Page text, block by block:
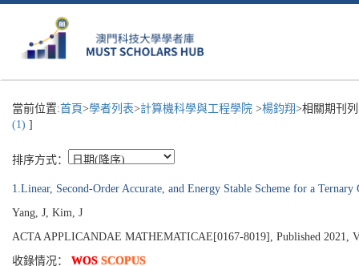
當前位置:首頁>學者列表>計算機科學與工程學院 >楊鈞翔>相關期刊
(1) ]
排序方式：
1.Linear, Second-Order Accurate, and Energy Stable Scheme for a
Yang, J, Kim, J
ACTA APPLICANDAE MATHEMATICAE[0167-8019], Published 2021,
收錄情况： WOS SCOPUS